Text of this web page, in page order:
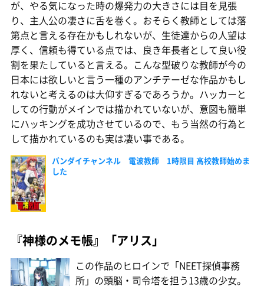
が、やる気になった時の爆発力の大きさには目を見張
り、主人公の凄さに舌を巻く。おそらく教師としては落
第点と言える存在かもしれないが、生徒達からの人望は
厚く、信頼も得ている点では、良き年長者として良い役
割を果たしていると言える。こんな型破りな教師が今の
日本には欲しいと言う一種のアンチテーゼな作品かもし
れないと考えるのは大仰すぎるであろうか。ハッカーと
しての行動がメインでは描かれていないが、意図も簡単
にハッキングを成功させているので、もう当然の行為と
して描かれているのも実は凄い事である。
バンダイチャンネル 電波教師 1時限目 高校教師始めま
した
『神様のメモ帳』「アリス」
この作品のヒロインで「NEET探偵事務
所」の頭脳・司令塔を担う13歳の少女。